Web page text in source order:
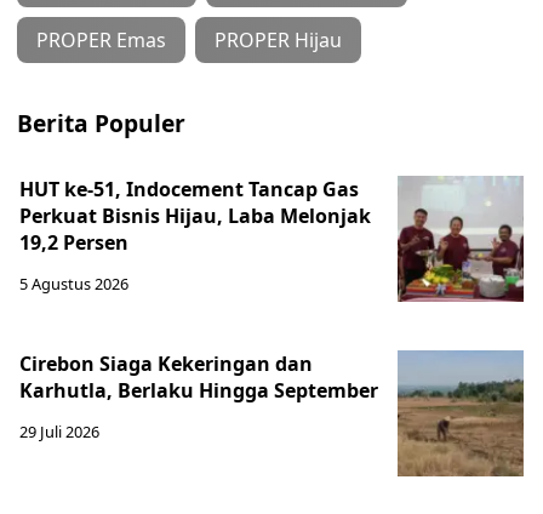
PROPER Emas PROPER Hijau
Berita Populer
HUT ke-51, Indocement Tancap Gas
Perkuat Bisnis Hijau, Laba Melonjak
19,2 Persen
5 Agustus 2026
Cirebon Siaga Kekeringan dan
Karhutla, Berlaku Hingga September
29 Juli 2026